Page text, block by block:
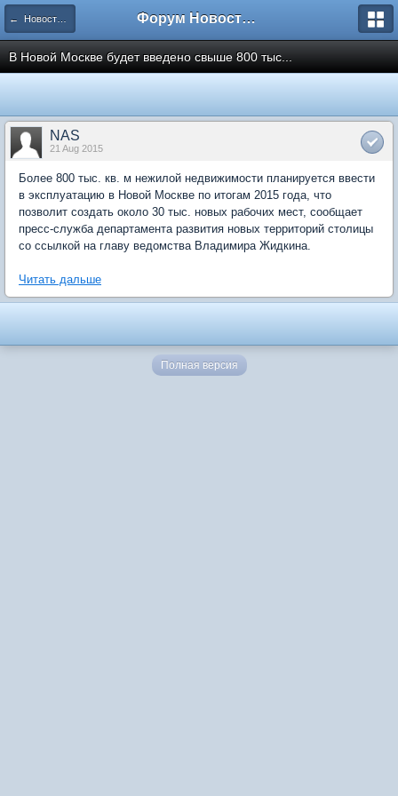
← Новости рынка недвижимости Форум Новостройки
В Новой Москве будет введено свыше 800 тыс...
NAS
21 Aug 2015
Более 800 тыс. кв. м нежилой недвижимости планируется ввести
в эксплуатацию в Новой Москве по итогам 2015 года, что
позволит создать около 30 тыс. новых рабочих мест, сообщает
пресс-служба департамента развития новых территорий столицы
со ссылкой на главу ведомства Владимира Жидкина.
Читать дальше
Полная версия